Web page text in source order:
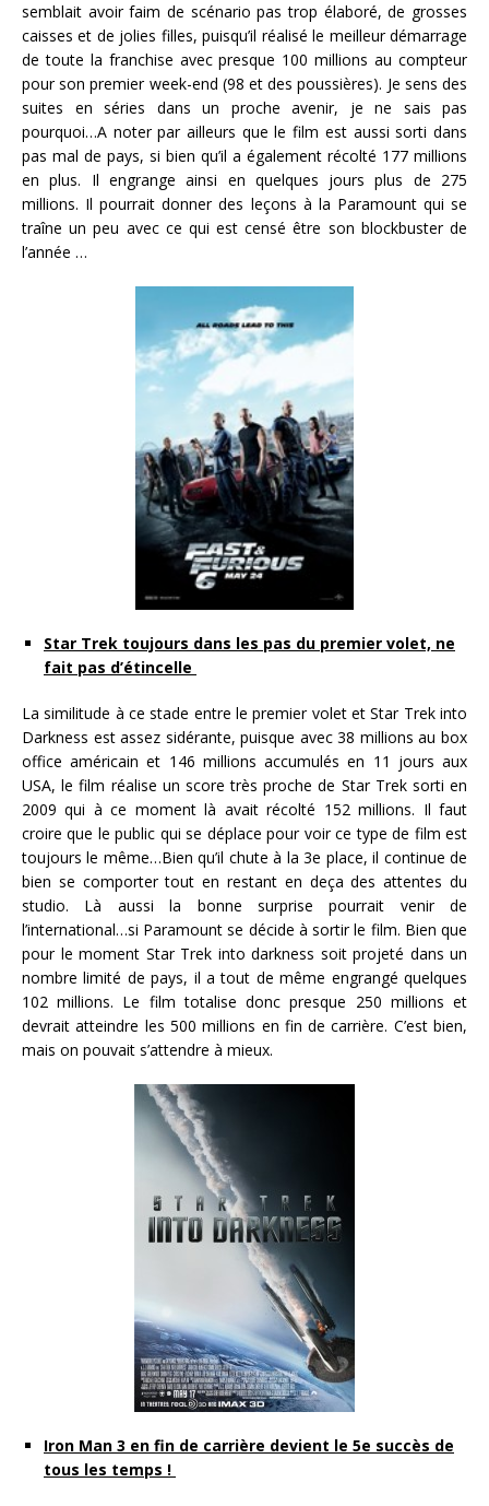
semblait avoir faim de scénario pas trop élaboré, de grosses
caisses et de jolies filles, puisqu’il réalisé le meilleur démarrage
de toute la franchise avec presque 100 millions au compteur
pour son premier week-end (98 et des poussières). Je sens des
suites en séries dans un proche avenir, je ne sais pas
pourquoi…A noter par ailleurs que le film est aussi sorti dans
pas mal de pays, si bien qu’il a également récolté 177 millions
en plus. Il engrange ainsi en quelques jours plus de 275
millions. Il pourrait donner des leçons à la Paramount qui se
traîne un peu avec ce qui est censé être son blockbuster de
l’année …
Star Trek toujours dans les pas du premier volet, ne
fait pas d’étincelle
La similitude à ce stade entre le premier volet et Star Trek into
Darkness est assez sidérante, puisque avec 38 millions au box
office américain et 146 millions accumulés en 11 jours aux
USA, le film réalise un score très proche de Star Trek sorti en
2009 qui à ce moment là avait récolté 152 millions. Il faut
croire que le public qui se déplace pour voir ce type de film est
toujours le même…Bien qu’il chute à la 3e place, il continue de
bien se comporter tout en restant en deça des attentes du
studio. Là aussi la bonne surprise pourrait venir de
l’international…si Paramount se décide à sortir le film. Bien que
pour le moment Star Trek into darkness soit projeté dans un
nombre limité de pays, il a tout de même engrangé quelques
102 millions. Le film totalise donc presque 250 millions et
devrait atteindre les 500 millions en fin de carrière. C’est bien,
mais on pouvait s’attendre à mieux.
Iron Man 3 en fin de carrière devient le 5e succès de
tous les temps !